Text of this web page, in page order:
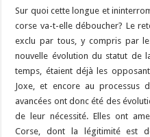
Sur quoi cette longue et
corse va-t-elle déboucher? Le
exclu par tous, y compris par
nouvelle évolution du statut de
temps, étaient déjà les
Joxe, et encore au processus
avancées ont donc été des
de leur nécessité. Elles ont
Corse, dont la légitimité est